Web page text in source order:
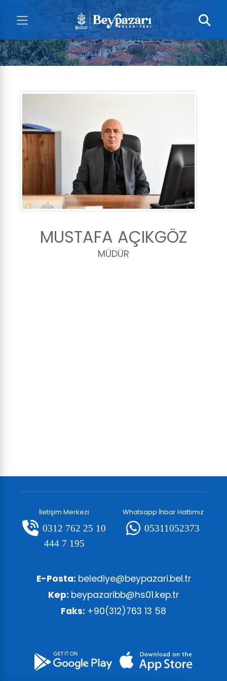
MUSTAFA AÇIKGÖZ
MÜDÜR
İletişim Merkezi
0312 762 25 10
444 7 195
Whatsapp İhbar Hattımız
05311052373
E-Posta: belediye@beypazari.bel.tr
Kep: beypazaribb@hs01.kep.tr
Faks: +90(312)763 13 58